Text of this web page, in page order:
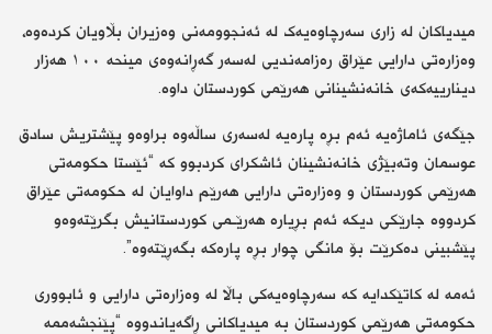
میدیاكان لە زاری سەرچاوەیەک لە ئەنجوومەنى وەزیران بڵاویان کردەوە،
وەزارەتى دارایی عێراق رەزامەندیی لەسەر گەڕانەوەى مینحە ١٠٠ هەزار
دینارییەکەى خانەنشینانى هەرێمى کوردستان داوە.
جێگەى ئاماژەیە ئەم بڕە پارەیە لەسەری ساڵەوە براوەو پێشتریش سادق
عوسمان وتەبێژی خانەنشینان ئاشکرای کردبوو کە “ئێستا حکومەتی
هەرێمی کوردستان و وەزارەتی دارایی هەرێم داوایان لە حکومەتی عێراق
کردووە جارێکی دیکە ئەم بڕیارە هەرێـمی کوردستانیش بگرێتەوەو
پێشبینی دەکرێت بۆ مانگی چوار بڕە پارەکە بگەڕێتەوە”.
ئەمە لە کاتێکدایە کە سەرچاوەیەکی باڵا لە وەزارەتی دارایی و ئابووری
حکومەتی هەرێمی کوردستان بە میدیاکانی ڕاگەیاندووە “پێنجشەممە